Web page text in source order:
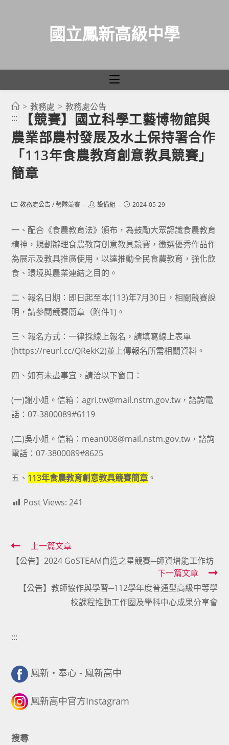
國立鳳新高級中學
> 教務處 > 教務處公告
:::
【競賽】國立科學工藝博物館與
農業部農村發展及水土保持署合作
「113年食農教育創意教具競賽」
簡章
Post教務處公告 / 營隊競賽
Post設備組
Post2024-05-29
一、配合《食農教育法》頒布，為鼓勵大眾認識食農教育
精神，規劃辦理食農教育創意教具競賽，徵選優秀作品作
為展示及教具推廣使用，以達推動全民食農教育，強化飲
食、環境與農業連結之目的。
二、報名日期：即日起至本(113)年7月30日，相關競賽說
明，請參閱競賽簡章（附件1)。
三、報名方式：一律採線上報名，請填寫線上表單
(https://reurl.cc/QRekK2)並上傳報名所需相關資料。
四、如有未盡事宜，請洽以下窗口：
(一)謝小姐。信箱：agri.tw@mail.nstm.gov.tw，諮詢電
話：07-3800089#6119
(二)吳小姐。信箱：mean008@mail.nstm.gov.tw，諮詢
電話：07-3800089#8625
五、 113年食農教育創意教具競賽簡章 。
Post Views: 241
Read
more
articles
上一篇文章
【公告】2024 GoSTEAM自造之星競賽─師資增能工作坊
下一篇文章
【公告】教師協作與學習─112學年度普通型高級中等學
校課程推動工作圈及學科中心成果分享會
:::
鳳新・奉心 - 鳳新高中
鳳新高中官方Instagram
搜尋